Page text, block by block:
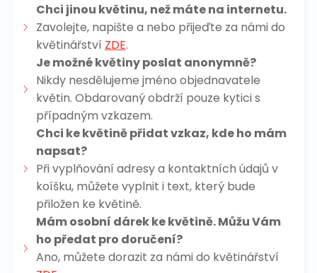
Chci jinou květinu, než máte na internetu.
Zavolejte, napište a nebo přijeďte za námi do
květinářství ZDE.
Je možné květiny poslat anonymně?
Nikdy nesdělujeme jméno objednavatele
květin. Obdarovaný obdrží pouze kytici s
případným vzkazem.
Chci ke květině přidat vzkaz, kde ho mám
napsat?
Při vyplňování adresy a kontaktních údajů v
koíšku, můžete vyplnit i text, který bude
přiložen ke květině.
Mám osobní dárek ke květině. Můžu Vám
ho předat pro doručení?
Ano, můžete dorazit za námi do květinářství